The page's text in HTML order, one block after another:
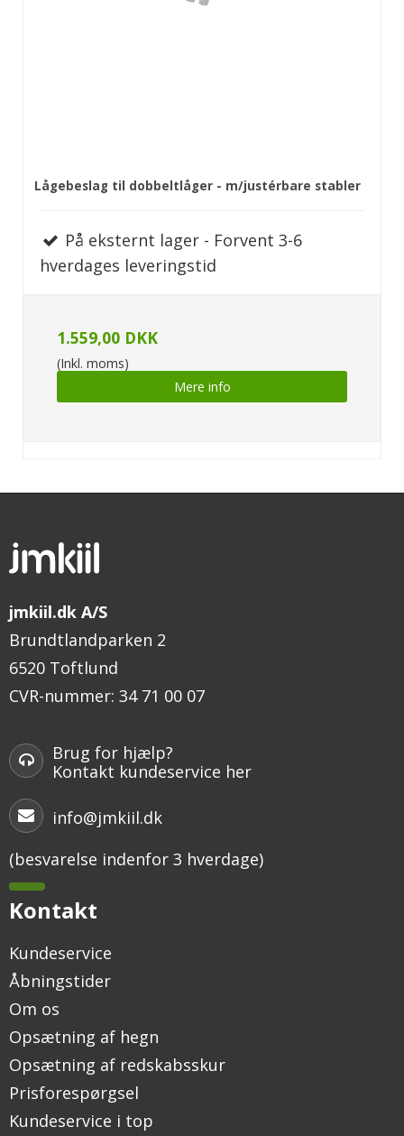
Lågebeslag til dobbeltlåger - m/justérbare stabler
På eksternt lager - Forvent 3-6
hverdages leveringstid
1.559,00 DKK
(Inkl. moms)
Mere info
jmkiil.dk A/S
Brundtlandparken 2
6520 Toftlund
CVR-nummer: 34 71 00 07
Brug for hjælp?
Kontakt kundeservice her
info@jmkiil.dk
(besvarelse indenfor 3 hverdage)
Kontakt
Kundeservice
Åbningstider
Om os
Opsætning af hegn
Opsætning af redskabsskur
Prisforespørgsel
Kundeservice i top